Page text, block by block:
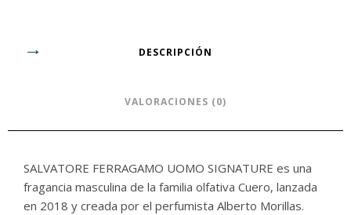
DESCRIPCIÓN
VALORACIONES (0)
SALVATORE FERRAGAMO UOMO SIGNATURE es una
fragancia masculina de la familia olfativa Cuero, lanzada
en 2018 y creada por el perfumista Alberto Morillas.